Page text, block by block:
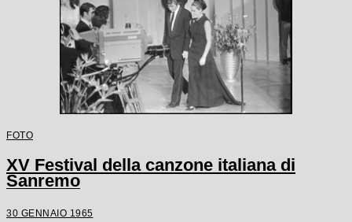
FOTO
XV Festival della canzone italiana di
Sanremo
30 GENNAIO 1965